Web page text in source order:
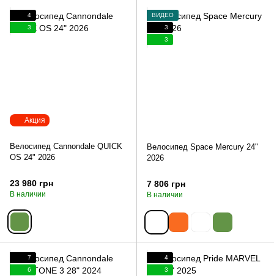
Акция
4
3
Велосипед Cannondale QUICK
OS 24" 2026
23 980 грн
В наличии
ВИДЕО
3
3
Велосипед Space Mercury 24"
2026
7 806 грн
В наличии
7
6
4
3